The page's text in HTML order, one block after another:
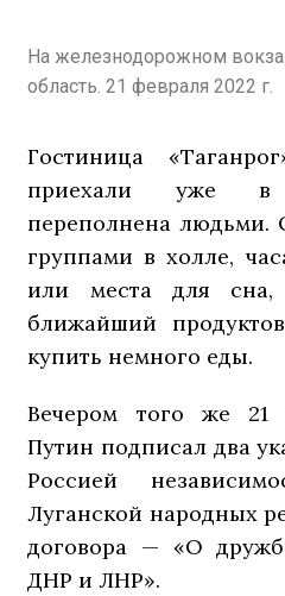
На железнодорожном
область. 21 февраля 2022 г.
Гостиница
приехали уже в
переполнена людьми.
группами в холле,
или места для
ближайший
купить немного еды.
Вечером того же 21
Путин подписал два
Россией
Луганской народных
договора — «О
ДНР и ЛНР».